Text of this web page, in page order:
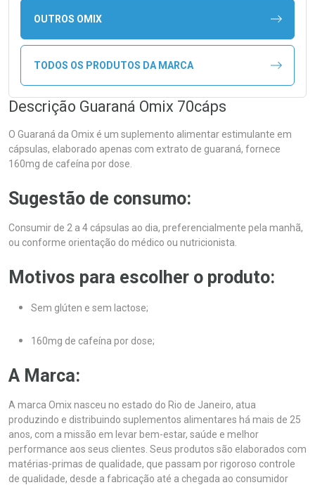
OUTROS OMIX
TODOS OS PRODUTOS DA MARCA
Descrição Guaraná Omix 70cáps
O Guaraná da Omix é um suplemento alimentar estimulante em
cápsulas, elaborado apenas com extrato de guaraná, fornece
160mg de cafeína por dose.
Sugestão de consumo:
Consumir de 2 a 4 cápsulas ao dia, preferencialmente pela manhã,
ou conforme orientação do médico ou nutricionista.
Motivos para escolher o produto:
Sem glúten e sem lactose;
160mg de cafeína por dose;
A Marca:
A marca Omix nasceu no estado do Rio de Janeiro, atua
produzindo e distribuindo suplementos alimentares há mais de 25
anos, com a missão em levar bem-estar, saúde e melhor
performance aos seus clientes. Seus produtos são elaborados com
matérias-primas de qualidade, que passam por rigoroso controle
de qualidade, desde a fabricação até a chegada ao consumidor